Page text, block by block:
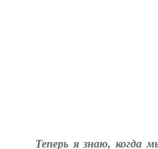
Теперь я знаю, когда